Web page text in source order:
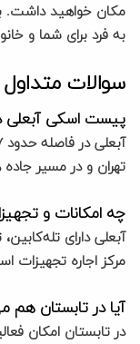
مکان خواهید داشت.
به فرد برای شما و
سوالات متداول
پیست اسکی آبعلی
تهران و در مسیر جاده
چه امکانات و
آبعلی دارای
مرکز اجاره
آیا در تابستان هم
در تابستان امکان